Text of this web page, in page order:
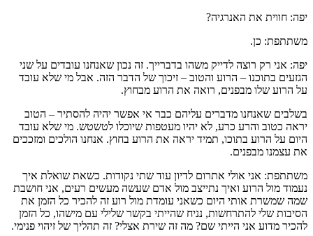
יפה: חווית את האנרגיה?
משתתפת: כן.
יפה: אני רק רוצה לדייק משהו בדברייך. זה נכון שאנחנו עובדים על שני
הגזעים בתוכנו – הרוע והטוב – זיכוך של הדבר הזה. אבל מי שלא עובד
על הרוע שלו מבפנים, רואה את הרוע מבחוץ.
בשלבים שאנחנו מדברים עליהם כבר אי אפשר יהיה להסתיר – הטוב
יראה כטוב והרע כרע, לא יהיו מעטפות שיוכלו לטשטש. מי שלא עובד
היום על הרוע בתוכו, תמיד יראה את הרוע בחוץ. אנחנו הולכים ומזככים
את עצמנו מבפנים.
משתתפת: אני אולי אתרום לדיון עוד שתי נקודות. כשאת שואלת איך
נעמוד מול הרוע ואיך נתייצב מול אדם שעשה מעשים רעים, אני חושבת
שמה שמשרת אותי היום כשאני עומדת מול רוע זה להכיר כל הזמן את
הסיבות שלי להתרחשות, נניח שהייתי בקשר שלילי עם מישהו, כל הזמן
להכיר מדוע אני הייתי שם? מה זה שירת אצלי? זה תהליך של זיהוי פנימי.